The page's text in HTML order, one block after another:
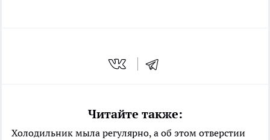
Читайте также:
Холодильник мыла регулярно, а об этом отверстии